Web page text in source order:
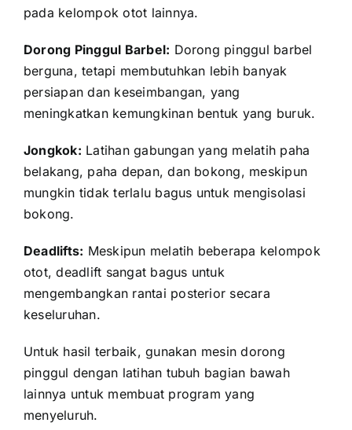
pada kelompok otot lainnya.
Dorong Pinggul Barbel: Dorong pinggul barbel
berguna, tetapi membutuhkan lebih banyak
persiapan dan keseimbangan, yang
meningkatkan kemungkinan bentuk yang buruk.
Jongkok: Latihan gabungan yang melatih paha
belakang, paha depan, dan bokong, meskipun
mungkin tidak terlalu bagus untuk mengisolasi
bokong.
Deadlifts: Meskipun melatih beberapa kelompok
otot, deadlift sangat bagus untuk
mengembangkan rantai posterior secara
keseluruhan.
Untuk hasil terbaik, gunakan mesin dorong
pinggul dengan latihan tubuh bagian bawah
lainnya untuk membuat program yang
menyeluruh.